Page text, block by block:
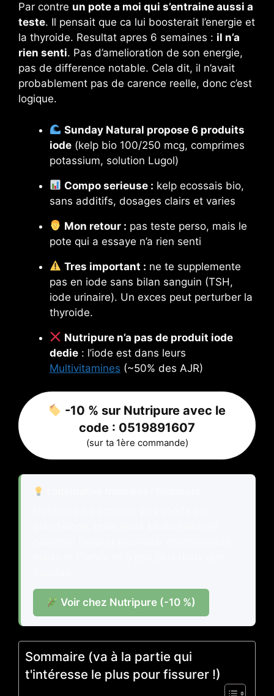
Par contre un pote a moi qui s’entraine aussi a
teste. Il pensait que ca lui boosterait l’energie et
la thyroide. Resultat apres 6 semaines : il n’a
rien senti. Pas d’amelioration de son energie,
pas de difference notable. Cela dit, il n’avait
probablement pas de carence reelle, donc c’est
logique.
Sunday Natural propose 6 produits
iode (kelp bio 100/250 mcg, comprimes
potassium, solution Lugol)
Compo serieuse : kelp ecossais bio,
sans additifs, dosages clairs et varies
Mon retour : pas teste perso, mais le
pote qui a essaye n’a rien senti
Tres important : ne te supplemente
pas en iode sans bilan sanguin (TSH,
iode urinaire). Un exces peut perturber la
thyroide.
Nutripure n’a pas de produit iode
dedie : l’iode est dans leurs
Multivitamines (~50% des AJR)
-10 % sur Nutripure avec le
code : 0519891607
(sur ta 1ère commande)
Voir chez Nutripure (-10 %)
Sommaire (va à la partie qui
t'intéresse le plus pour fissurer !)